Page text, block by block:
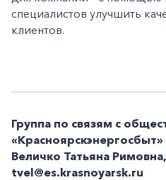
специалистов улучшить
клиентов.
Группа по связям с
«Красноярскэнергосбыт»
Величко Татьяна
tvel@es.krasnoyarsk.ru